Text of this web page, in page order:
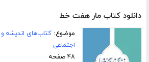
دانلود کتاب مار هفت خط
موضوع:کتاب‌های اندیشه
اجتماعی
۴۸ صفحه